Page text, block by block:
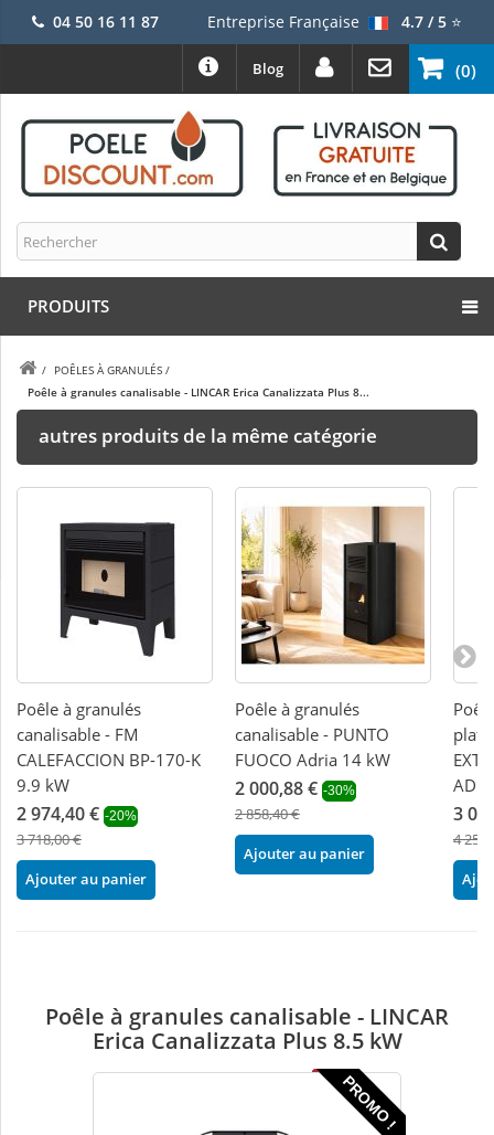
04 50 16 11 87 Entreprise Française 4.7 / 5⭐
(0)
Blog
PRODUITS
/ POÊLES À GRANULÉS /
Poêle à granules canalisable - LINCAR Erica Canalizzata Plus 8...
autres produits de la même catégorie
Poêle à granulés
canalisable - FM
CALEFACCION BP-170-K
9.9 kW
2 974,40 € -20%
3 718,00 €
Ajouter au panier
Poêle à granulés
canalisable - PUNTO
FUOCO Adria 14 kW
2 000,88 € -30%
2 858,40 €
Ajouter au panier
plat
AD
3
4
Poêle à granules canalisable - LINCAR
Erica Canalizzata Plus 8.5 kW
PROMO !